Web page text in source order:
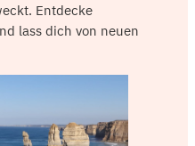
Entdecke
lass dich von neuen